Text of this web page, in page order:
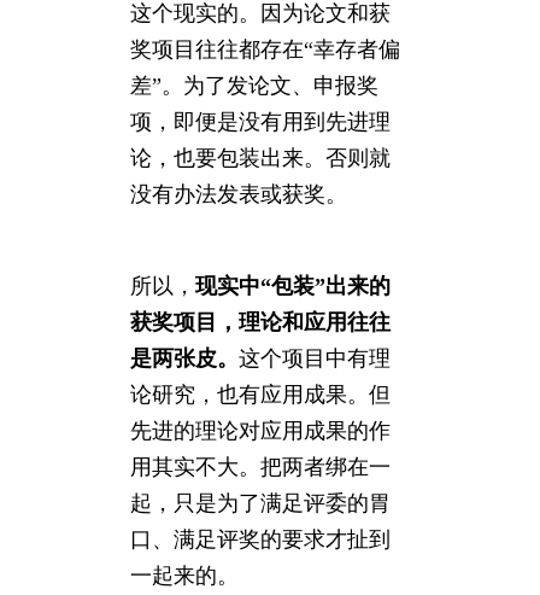
这个现实的。因为论文和获
奖项目往往都存在“幸存者偏
差”。为了发论文、申报奖
项，即便是没有用到先进理
论，也要包装出来。否则就
没有办法发表或获奖。
所以， 现实中“包装”出来的
获奖项目，理论和应用往往
是两张皮。 这个项目中有理
论研究，也有应用成果。但
先进的理论对应用成果的作
用其实不大。把两者绑在一
起，只是为了满足评委的胃
口、满足评奖的要求才扯到
一起来的。